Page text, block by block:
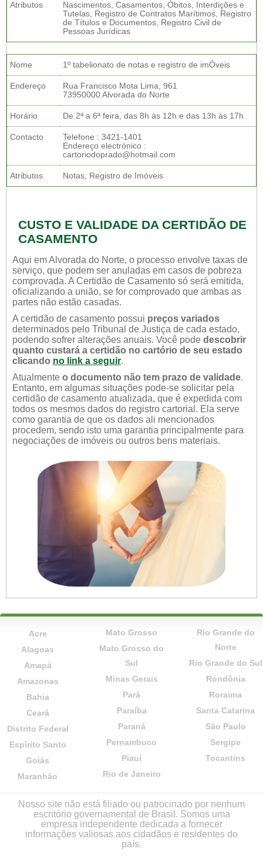
Atributos
Nascimentos, Casamentos, Óbitos, Interdições e
Tutelas, Registro de Contratos Marítimos, Registro
de Títulos e Documentos, Registro Civil de
Pessoas Jurídicas
Nome 1º tabelionato de notas e registro de imÓveis
Endereço
Rua Francisco Mota Lima, 961
73950000 Alvorada do Norte
Horário De 2ª a 6ª feira, das 8h às 12h e das 13h às 17h.
Contacto
Telefone : 3421-1401
Endereço electrónico :
cartoriodoprado@hotmail.com
Atributos Notas, Registro de Imóveis
CUSTO E VALIDADE DA CERTIDÃO DE
CASAMENTO
Aqui em Alvorada do Norte, o processo envolve taxas de
serviço, que podem ser anuladas em casos de pobreza
comprovada. A Certidão de Casamento só será emitida,
oficializando a união, se for comprovado que ambas as
partes não estão casadas.
A certidão de casamento possui preços variados
determinados pelo Tribunal de Justiça de cada estado,
podendo sofrer alterações anuais. Você pode descobrir
quanto custará a certidão no cartório de seu estado
clicando no link a seguir.
Atualmente o documento não tem prazo de validade.
Entanto, em algumas situações pode-se solicitar pela
certidão de casamento atualizada, que é expedida com
todos os mesmos dados do registro cartorial. Ela serve
como garantia de que os dados ali mencionados
procedem, sendo isto uma garantia principalmente para
negociações de imóveis ou outros bens materiais.
Acre
Alagoas
Amapá
Amazonas
Bahia
Ceará
Distrito Federal
Espírito Santo
Goiás
Maranhão
Mato Grosso
Mato Grosso do
Sul
Minas Gerais
Pará
Paraíba
Paraná
Pernambuco
Piauí
Rio de Janeiro
Rio Grande do
Norte
Rio Grande do Sul
Rondônia
Roraima
Santa Catarina
São Paulo
Sergipe
Tocantins
Nosso site não está filiado ou patrocinado por nenhum
escritório governamental de Brasil. Somos uma
empresa independente dedicada a fornecer
informações valiosas aos cidadãos e residentes do
país.